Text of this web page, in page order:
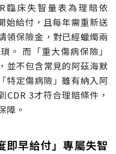
臨床失智量表為理賠依
始給付，且每年需重新送
領保險金，對已經蠟燭兩
。 而「重大傷病保險」
並不包含常見的阿茲海默
特定傷病險」雖有納入阿
CDR 3才符合理賠條件，
障。
即早給付」專屬失智